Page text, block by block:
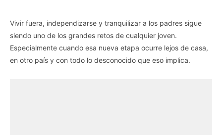
Vivir fuera, independizarse y tranquilizar a los padres sigue
siendo uno de los grandes retos de cualquier joven.
Especialmente cuando esa nueva etapa ocurre lejos de casa,
en otro país y con todo lo desconocido que eso implica.